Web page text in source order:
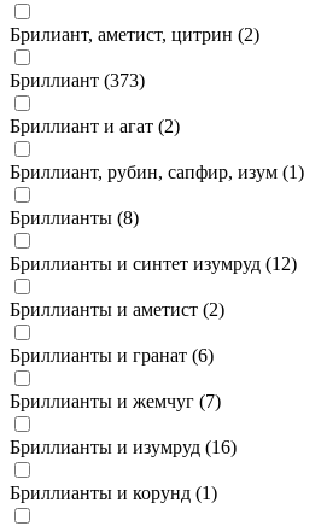
Брилиант, аметист, цитрин (2)
Бриллиант (373)
Бриллиант и агат (2)
Бриллиант, рубин, сапфир, изум (1)
Бриллианты (8)
Бриллианты и синтет изумруд (12)
Бриллианты и аметист (2)
Бриллианты и гранат (6)
Бриллианты и жемчуг (7)
Бриллианты и изумруд (16)
Бриллианты и корунд (1)